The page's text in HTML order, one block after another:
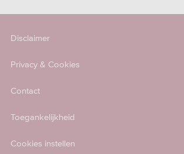
Disclaimer
Privacy & Cookies
Contact
Toegankelijkheid
Cookies instellen